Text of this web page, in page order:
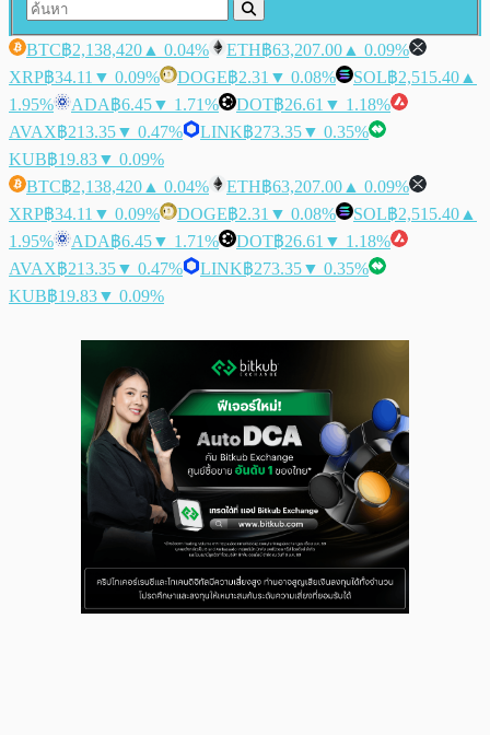
BTC฿2,138,420 ▲ 0.04% ETH฿63,207.00 ▲ 0.09%
XRP฿34.11 ▼ 0.09% DOGE฿2.31 ▼ 0.08% SOL฿2,515.40 ▲
1.95%
ADA฿6.45▼ 1.71% DOT฿26.61 ▼ 1.18%
AVAX฿213.35▼ 0.47% LINK฿273.35▼ 0.35%
KUB฿19.83▼ 0.09%
BTC฿2,138,420 ▲ 0.04% ETH฿63,207.00 ▲ 0.09%
XRP฿34.11 ▼ 0.09% DOGE฿2.31 ▼ 0.08% SOL฿2,515.40 ▲
1.95%
ADA฿6.45▼ 1.71% DOT฿26.61 ▼ 1.18%
AVAX฿213.35▼ 0.47% LINK฿273.35▼ 0.35%
KUB฿19.83▼ 0.09%